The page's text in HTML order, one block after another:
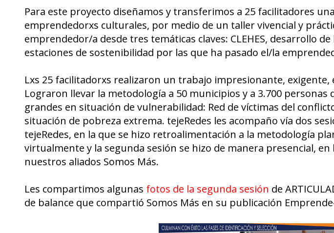
Para este proyecto diseñamos y transferimos a 25 facilitadores
emprendedorxs culturales, por medio de un taller vivencial y
emprendedor/a desde tres temáticas claves: CLEHES, desarrollo
estaciones de sostenibilidad por las que ha pasado el/la
Lxs 25 facilitadorxs realizaron un trabajo impresionante,
Lograron llevar la metodología a 50 municipios y a 3.700 personas
grandes en situación de vulnerabilidad: Red de víctimas del
situación de pobreza extrema. tejeRedes les acompaño vía dos
tejeRedes, en la que se hizo retroalimentación a la metodología
virtualmente y la segunda sesión se hizo de manera presencial, en
nuestros aliados Somos Más.
Les compartimos algunas fotos de la segunda sesión de
de balance que compartió Somos Más en su publicación